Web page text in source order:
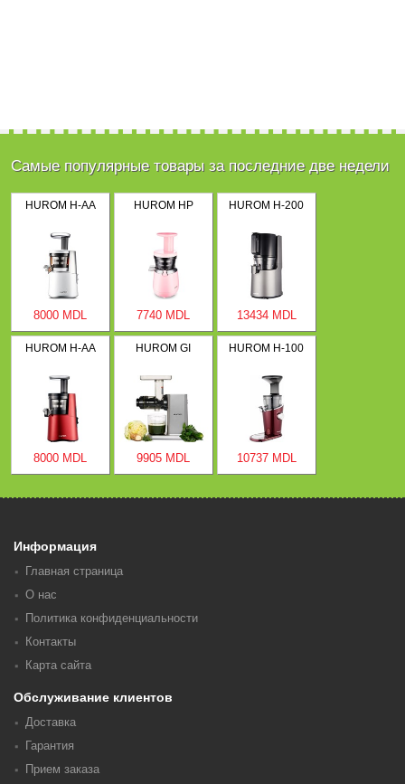
Самые популярные товары за последние две недели
HUROM H-AA
8000 MDL
HUROM HP
7740 MDL
HUROM H-200
13434 MDL
HUROM H-AA
8000 MDL
HUROM GI
9905 MDL
HUROM H-100
10737 MDL
Информация
Главная страница
О нас
Политика конфиденциальности
Контакты
Карта сайта
Обслуживание клиентов
Доставка
Гарантия
Прием заказа